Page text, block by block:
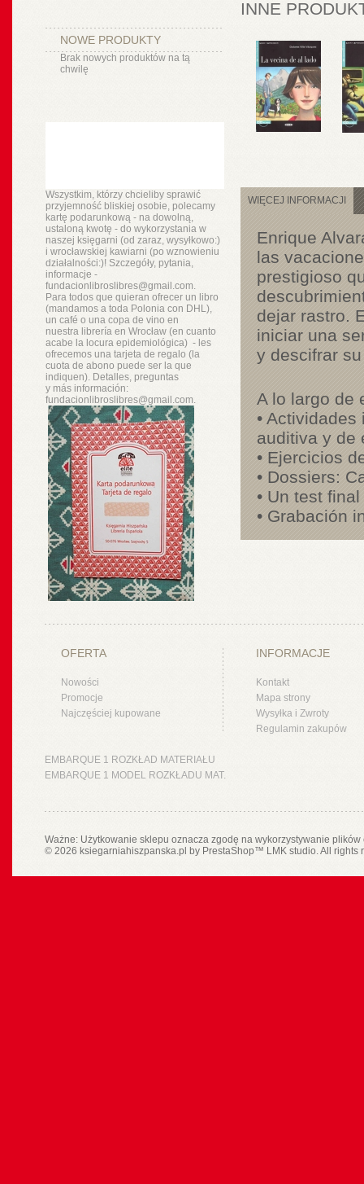
NOWE PRODUKTY
Brak nowych produktów na tą
chwilę
Wszystkim, którzy chcieliby sprawić
przyjemność bliskiej osobie, polecamy
kartę podarunkową - na dowolną,
ustaloną kwotę - do wykorzystania w
naszej księgarni (od zaraz, wysyłkowo:)
i wrocławskiej kawiarni (po wznowieniu
działalności:)! Szczegóły, pytania,
informacje -
fundacionlibroslibres@gmail.com.
Para todos que quieran ofrecer un libro
(mandamos a toda Polonia con DHL),
un café o una copa de vino en
nuestra libreríaen Wrocław (en cuanto
acabe la locura epidemiológica) - les
ofrecemos una tarjeta de regalo (la
cuota de abono puede ser la que
indiquen). Detalles, preguntas
y másinformación:
fundacionlibroslibres@gmail.com.
INNE
WIĘCEJ INFORMACJI
Enrique
las
prestigioso
dejar rastro.
iniciar una
y descifrar
A lo largo de
•
auditiva y de
• Ejercicios
• Dossiers:
• Un test final
• Grabación
OFERTA
Nowości
Promocje
Najczęściej kupowane
INFORMACJE
Kontakt
Mapa strony
Wysyłka i Zwroty
Regulamin zakupów
EMBARQUE 1 ROZKŁAD MATERIAŁU
EMBARQUE 1 MODEL ROZKŁADU MAT.
Ważne: Użytkowanie sklepu oznacza zgodę na wykorzystywanie
© 2026 ksiegarniahiszpanska.pl by PrestaShop™ LMK studio. All rights